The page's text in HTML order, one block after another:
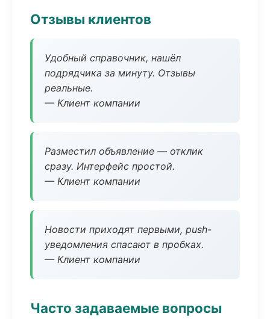
Отзывы клиентов
Удобный справочник, нашёл
подрядчика за минуту. Отзывы
реальные.
— Клиент компании
Разместил объявление — отклик
сразу. Интерфейс простой.
— Клиент компании
Новости приходят первыми, push-
уведомления спасают в пробках.
— Клиент компании
Часто задаваемые вопросы